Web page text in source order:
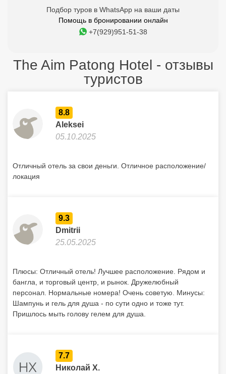
Подбор туров в WhatsApp на ваши даты
Помощь в бронировании онлайн
+7(929)951-51-38
The Aim Patong Hotel - отзывы
туристов
8.8
Aleksei
05.10.2025
Отличный отель за свои деньги. Отличное расположение/
локация
9.3
Dmitrii
25.05.2025
Плюсы: Отличный отель! Лучшее расположение. Рядом и
бангла, и торговый центр, и рынок. Дружелюбный
персонал. Нормальные номера! Очень советую. Минусы:
Шампунь и гель для душа - по сути одно и тоже тут.
Пришлось мыть голову гелем для душа.
7.7
Николай Х.